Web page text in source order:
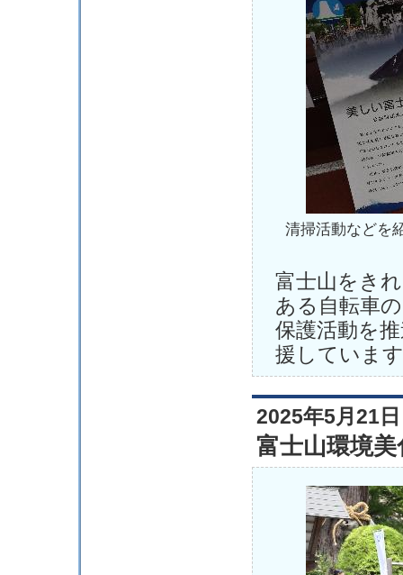
清掃活動などを
富士山をき
ある自転車
保護活動を
援していま
2025年5月21日
富士山環境